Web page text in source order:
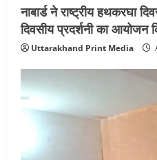
नाबार्ड ने राष्ट्रीय हथकरघा
दिवसीय प्रदर्शनी का आयोजन
Uttarakhand Print Media